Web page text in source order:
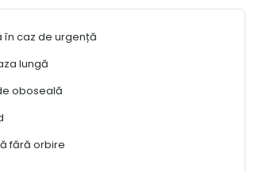
caz de urgență
lungă
oboseală
fără orbire